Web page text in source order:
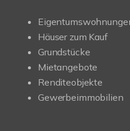
Häuser zum Kauf
Grundstücke
Mietangebote
Renditeobjekte
Gewerbeimmobilien